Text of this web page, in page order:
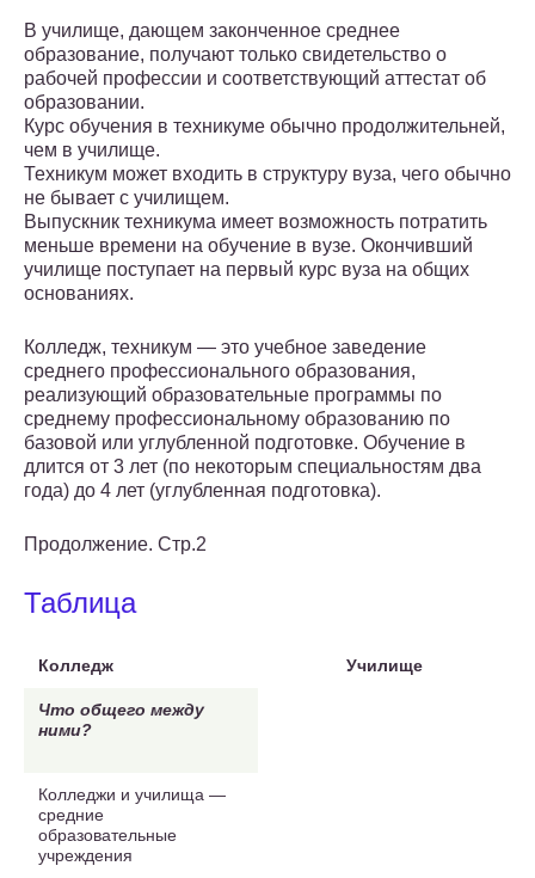
В училище, дающем законченное среднее
образование, получают только свидетельство о
рабочей профессии и соответствующий аттестат об
образовании.
Курс обучения в техникуме обычно продолжительней,
чем в училище.
Техникум может входить в структуру вуза, чего обычно
не бывает с училищем.
Выпускник техникума имеет возможность потратить
меньше времени на обучение в вузе. Окончивший
училище поступает на первый курс вуза на общих
основаниях.
Колледж, техникум — это учебное заведение
среднего профессионального образования,
реализующий образовательные программы по
среднему профессиональному образованию по
базовой или углубленной подготовке. Обучение в
длится от 3 лет (по некоторым специальностям два
года) до 4 лет (углубленная подготовка).
Продолжение. Стр.2
Таблица
Колледж Училище
Что общего между
ними?
Колледжи и училища —
средние
образовательные
учреждения